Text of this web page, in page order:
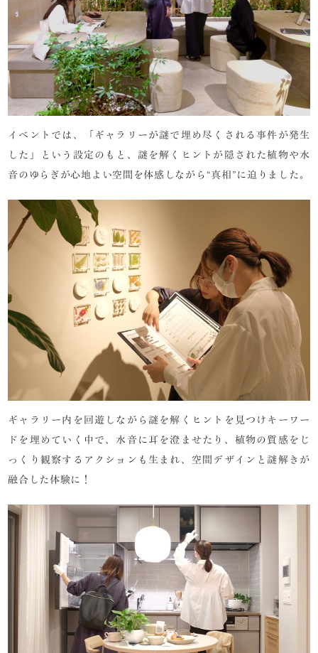
イベントでは、「ギャラリーが謎で埋め尽くされる事件が発生
した」という設定のもと、謎を解くヒントが隠された植物や水
音のゆらぎが心地よい空間を体感しながら“真相”に迫りました。
ギャラリー内を回遊しながら謎を解くヒントを見つけキーワー
ドを埋めていく中で、水音に耳を澄ませたり、植物の質感をじ
っくり観察するアクションも生まれ、空間デザインと謎解きが
融合した体験に！